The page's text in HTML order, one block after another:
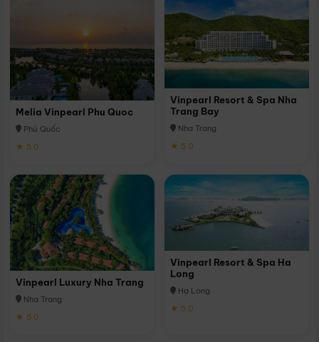
Melia Vinpearl Phu Quoc
Phú Quốc
★ 5.0
Vinpearl Resort & Spa Nha
Trang Bay
Nha Trang
★ 5.0
Vinpearl Luxury Nha Trang
Nha Trang
★ 5.0
Vinpearl Resort & Spa Ha
Long
Hạ Long
★ 5.0